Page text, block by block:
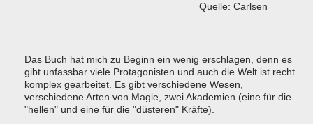
Quelle: Carlsen
Das Buch hat mich zu Beginn ein wenig erschlagen, denn es
gibt unfassbar viele Protagonisten und auch die Welt ist recht
komplex gearbeitet. Es gibt verschiedene Wesen,
verschiedene Arten von Magie, zwei Akademien (eine für die
"hellen" und eine für die "düsteren" Kräfte).